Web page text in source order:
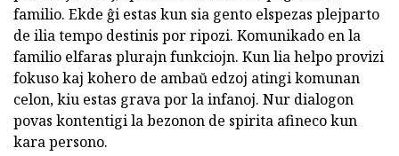
familio. Ekde ĝi estas kun sia gento elspezas plejparto
de ilia tempo destinis por ripozi. Komunikado en la
familio elfaras plurajn funkciojn. Kun lia helpo provizi
fokuso kaj kohero de ambaŭ edzoj atingi komunan
celon, kiu estas grava por la infanoj. Nur dialogon
povas kontentigi la bezonon de spirita afineco kun
kara persono.